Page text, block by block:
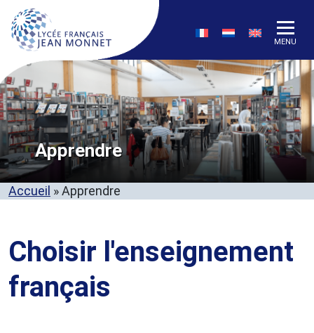
MENU
Apprendre
Accueil »Apprendre
Choisir l'enseignement
français